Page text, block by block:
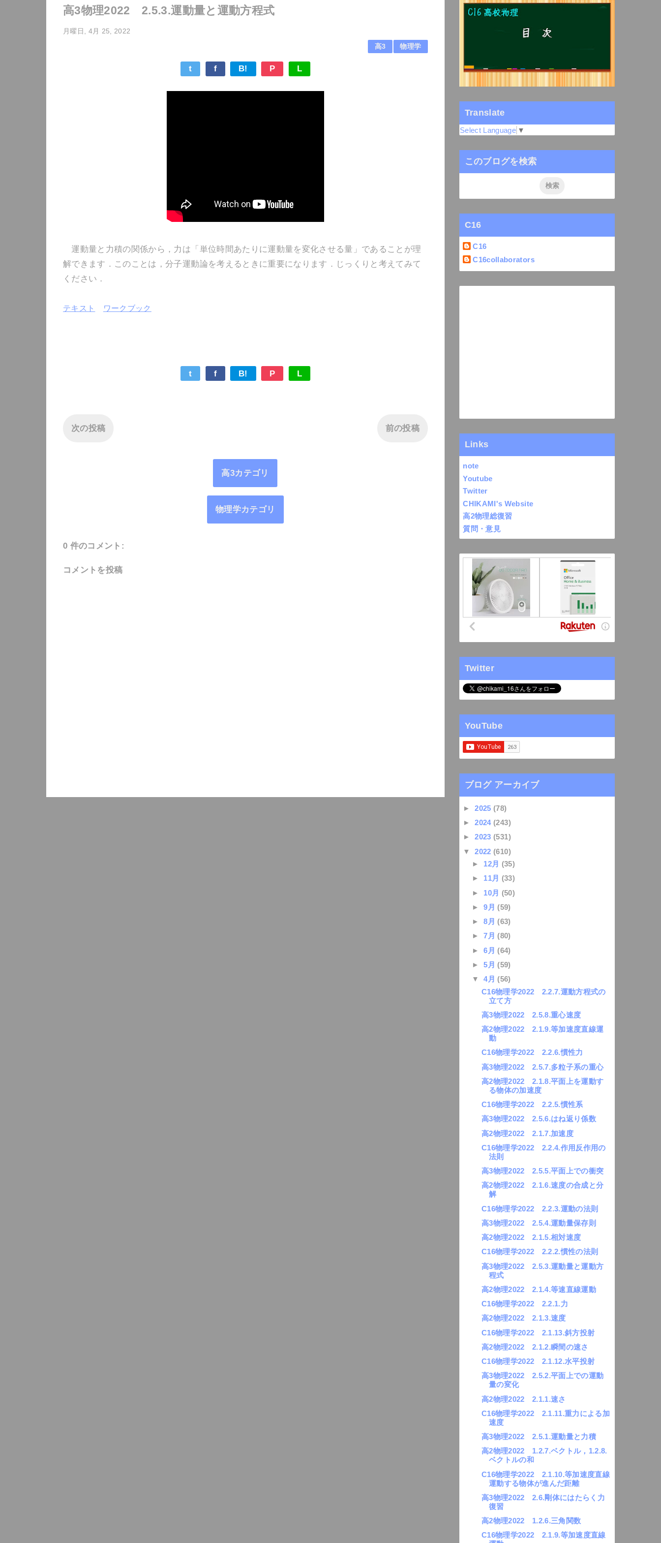
高3物理2022 2.5.3.運動量と運動方程式
月曜日, 4月 25, 2022
高3 物理学
t f B! P L
運動量と力積の関係から，力は「単位時間あたりに運動量を変化させる量」であることが理
解できます．このことは，分子運動論を考えるときに重要になります．じっくりと考えてみて
ください．
テキスト ワークブック
t f B! P L
次の投稿 前の投稿
高3カテゴリ
物理学カテゴリ
0 件のコメント:
コメントを投稿
Translate
Select Language ▼
このブログを検索
C16
C16
C16collaborators
Links
note
Youtube
Twitter
CHIKAMI's Website
高2物理総復習
質問・意見
Twitter
YouTube
ブログ アーカイブ
►2025 (78)
►2024 (243)
►2023 (531)
▼2022 (610)
► 12月 (35)
► 11月 (33)
► 10月 (50)
►9月 (59)
►8月 (63)
►7月 (80)
►6月 (64)
►5月 (59)
▼4月 (56)
C16物理学2022 2.2.7.運動方程式の
立て方
高3物理2022 2.5.8.重心速度
高2物理2022 2.1.9.等加速度直線運
動
C16物理学2022 2.2.6.慣性力
高3物理2022 2.5.7.多粒子系の重心
高2物理2022 2.1.8.平面上を運動す
る物体の加速度
C16物理学2022 2.2.5.慣性系
高3物理2022 2.5.6.はね返り係数
高2物理2022 2.1.7.加速度
C16物理学2022 2.2.4.作用反作用の
法則
高3物理2022 2.5.5.平面上での衝突
高2物理2022 2.1.6.速度の合成と分
解
C16物理学2022 2.2.3.運動の法則
高3物理2022 2.5.4.運動量保存則
高2物理2022 2.1.5.相対速度
C16物理学2022 2.2.2.慣性の法則
高3物理2022 2.5.3.運動量と運動方
程式
高2物理2022 2.1.4.等速直線運動
C16物理学2022 2.2.1.力
高2物理2022 2.1.3.速度
C16物理学2022 2.1.13.斜方投射
高2物理2022 2.1.2.瞬間の速さ
C16物理学2022 2.1.12.水平投射
高3物理2022 2.5.2.平面上での運動
量の変化
高2物理2022 2.1.1.速さ
C16物理学2022 2.1.11.重力による加
速度
高3物理2022 2.5.1.運動量と力積
高2物理2022 1.2.7.ベクトル，1.2.8.
ベクトルの和
C16物理学2022 2.1.10.等加速度直線
運動する物体が進んだ距離
高3物理2022 2.6.剛体にはたらく力
復習
高2物理2022 1.2.6.三角関数
C16物理学2022 2.1.9.等加速度直線